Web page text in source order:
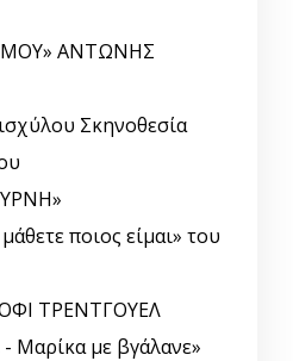
ΜΟΥ» ΑΝΤΩΝΗΣ
Σκηνοθεσία
ποιος είμαι» του
ΤΡΕΝΤΓΟΥΕΛ
Μαρίκα με βγάλανε»